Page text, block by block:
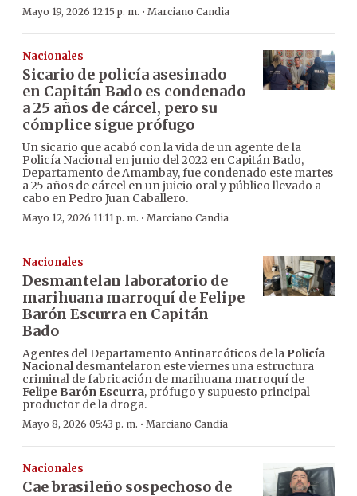
Mayo 19, 2026 12:15 p. m. · Marciano Candia
Nacionales
Sicario de policía asesinado
en Capitán Bado es condenado
a 25 años de cárcel, pero su
cómplice sigue prófugo
Un sicario que acabó con la vida de un agente de la
Policía Nacional en junio del 2022 en Capitán Bado,
Departamento de Amambay, fue condenado este martes
a 25 años de cárcel en un juicio oral y público llevado a
cabo en Pedro Juan Caballero.
Mayo 12, 2026 11:11 p. m. · Marciano Candia
Nacionales
Desmantelan laboratorio de
marihuana marroquí de Felipe
Barón Escurra en Capitán
Bado
Agentes del Departamento Antinarcóticos de la Policía
Nacionaldesmantelaron este viernes una estructura
criminal de fabricación de marihuana marroquí de
Felipe Barón Escurra, prófugo y supuesto principal
productor de la droga.
Mayo 8, 2026 05:43 p. m. · Marciano Candia
Nacionales
Cae brasileño sospechoso de